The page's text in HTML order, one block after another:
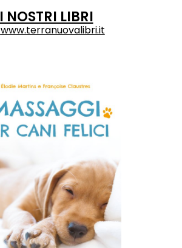
I NOSTRI LIBRI
www.terranuovalibri.it